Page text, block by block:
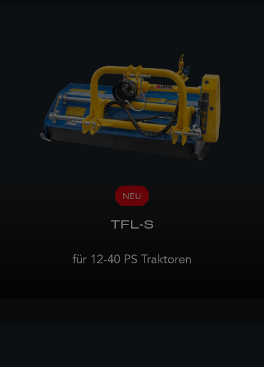
NEU
TFL-S
für 12-40 PS Traktoren